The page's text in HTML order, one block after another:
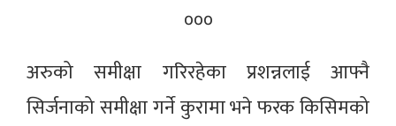
०००
अरुको समीक्षा गरिरहेका प्रशन्नलाई आफ्नै
सिर्जनाको समीक्षा गर्ने कुरामा भने फरक किसिमको